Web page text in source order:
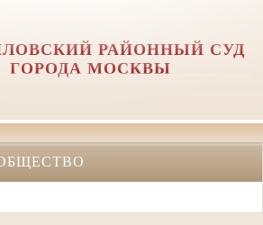
РАЙОННЫЙ СУД
ГОРОДА МОСКВЫ